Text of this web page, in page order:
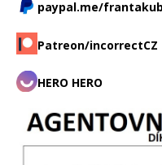
paypal.me/frantakub
Patreon/incorrectCZ
HERO HERO